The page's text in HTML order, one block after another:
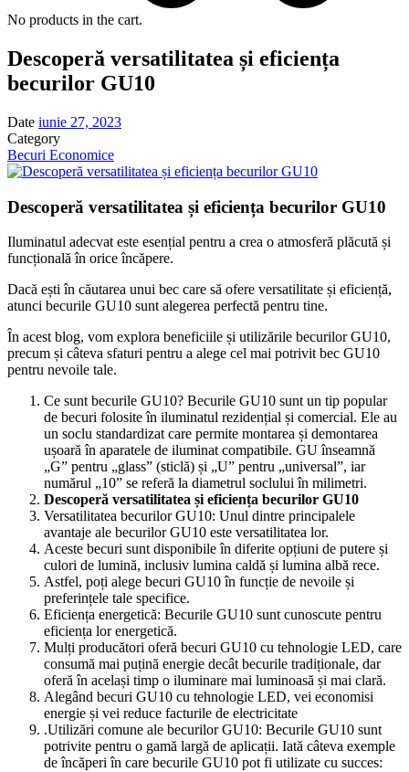
No products in the cart.
Descoperă versatilitatea și eficiența
becurilor GU10
Date iunie 27, 2023
Category
Becuri Economice
Descoperă versatilitatea și eficiența becurilor GU10
Iluminatul adecvat este esențial pentru a crea o atmosferă plăcută și
funcțională în orice încăpere.
Dacă ești în căutarea unui bec care să ofere versatilitate și eficiență,
atunci becurile GU10 sunt alegerea perfectă pentru tine.
În acest blog, vom explora beneficiile și utilizările becurilor GU10,
precum și câteva sfaturi pentru a alege cel mai potrivit bec GU10
pentru nevoile tale.
Ce sunt becurile GU10? Becurile GU10 sunt un tip popular
de becuri folosite în iluminatul rezidențial și comercial. Ele au
un soclu standardizat care permite montarea și demontarea
ușoară în aparatele de iluminat compatibile. GU înseamnă
„G” pentru „glass” (sticlă) și „U” pentru „universal”, iar
numărul „10” se referă la diametrul soclului în milimetri.
Descoperă versatilitatea și eficiența becurilor GU10
Versatilitatea becurilor GU10: Unul dintre principalele
avantaje ale becurilor GU10 este versatilitatea lor.
Aceste becuri sunt disponibile în diferite opțiuni de putere și
culori de lumină, inclusiv lumina caldă și lumina albă rece.
Astfel, poți alege becuri GU10 în funcție de nevoile și
preferințele tale specifice.
Eficiența energetică: Becurile GU10 sunt cunoscute pentru
eficiența lor energetică.
Mulți producători oferă becuri GU10 cu tehnologie LED, care
consumă mai puțină energie decât becurile tradiționale, dar
oferă în același timp o iluminare mai luminoasă și mai clară.
Alegând becuri GU10 cu tehnologie LED, vei economisi
energie și vei reduce facturile de electricitate
.Utilizări comune ale becurilor GU10: Becurile GU10 sunt
potrivite pentru o gamă largă de aplicații. Iată câteva exemple
de încăperi în care becurile GU10 pot fi utilizate cu succes: